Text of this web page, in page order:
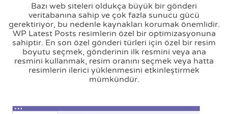
Bazı web siteleri oldukça büyük bir gönderi
veritabanına sahip ve çok fazla sunucu gücü
gerektiriyor, bu nedenle kaynakları korumak önemlidir.
WP Latest Posts resimlerin özel bir optimizasyonuna
sahiptir. En son özel gönderi türleri için özel bir resim
boyutu seçmek, gönderinin ilk resmini veya ana
resmini kullanmak, resim oranını seçmek veya hatta
resimlerin ilerici yüklenmesini etkinleştirmek
mümkündür.